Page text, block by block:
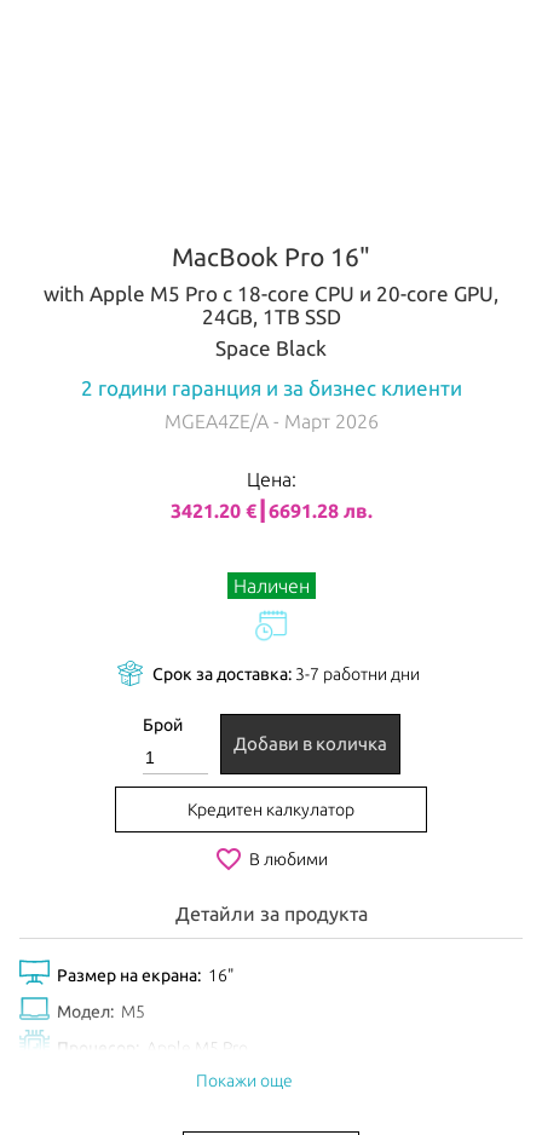
MacBook Pro 16"
with Apple M5 Pro с 18-core CPU и 20-core GPU,
24GB, 1TB SSD
Space Black
2 години гаранция и за бизнес клиенти
MGEA4ZE/A - Март 2026
Цена:
3421.20 €┃6691.28 лв.
Наличен
Срок за доставка:3-7 работни дни
Брой
Добави в количка
Кредитен калкулатор
favorite_border В любими
Детайли за продукта
Размер на екрана: 16"
Модел: M5
Процесор:
Apple M5 Pro
Покажи още